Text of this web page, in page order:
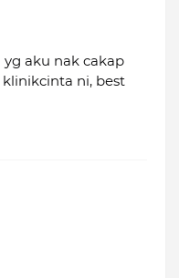
aku nak cakap
ni, best